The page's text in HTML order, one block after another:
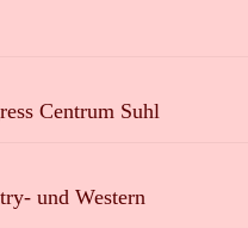
Centrum Suhl
und Western